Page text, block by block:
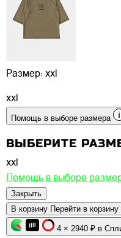
Размер: xxl
xxl
Помощь в выборе размера
ВЫБЕРИТЕ
xxl
Помощь в выборе
Закрыть
В корзину Перейти в корзину